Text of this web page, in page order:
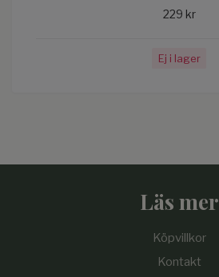
229 kr
Ej i lager
Läs mer
Köpvillkor
Kontakt